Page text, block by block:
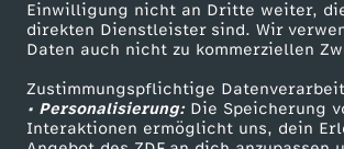
Einwilligung nicht an Dritte weiter,
direkten Dienstleister sind. Wir
Daten auch nicht zu kommerziellen
Zustimmungspflichtige
• Personalisierung:Die Speicherung
Interaktionen ermöglicht uns, dein
s
t
Smart TV
ZDFtext
Livestreams
Sendungen A-Z
Kontakt zum
Tickets
Hilfe